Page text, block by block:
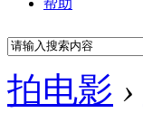
拍电影 ›